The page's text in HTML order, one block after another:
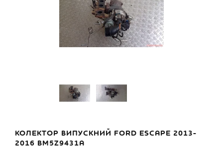
КОЛЕКТОР ВИПУСКНИЙ FORD ESCAPE 2013-
2016 BM5Z9431A